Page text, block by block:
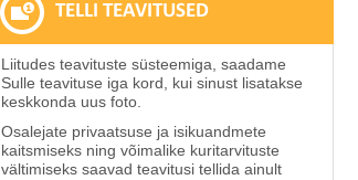
TELLI TEAVITUSED
Liitudes teavituste süsteemiga, saadame
Sulle teavituse iga kord, kui sinust lisatakse
keskkonda uus foto.
Osalejate privaatsuse ja isikuandmete
kaitsmiseks ning võimalike kuritarvituste
vältimiseks saavad teavitusi tellida ainult